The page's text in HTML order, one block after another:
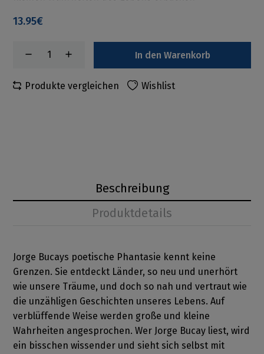
13.95€
In den Warenkorb
Produkte vergleichen Wishlist
Beschreibung
Produktdetails
Jorge Bucays poetische Phantasie kennt keine
Grenzen. Sie entdeckt Länder, so neu und unerhört
wie unsere Träume, und doch so nah und vertraut wie
die unzähligen Geschichten unseres Lebens. Auf
verblüffende Weise werden große und kleine
Wahrheiten angesprochen. Wer Jorge Bucay liest, wird
ein bisschen wissender und sieht sich selbst mit